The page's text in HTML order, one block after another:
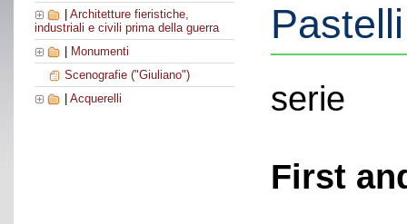
Architetture fieristiche,
industriali e civili prima della guerra
Monumenti
Scenografie ("Giuliano")
Acquerelli
Pastelli
serie
First